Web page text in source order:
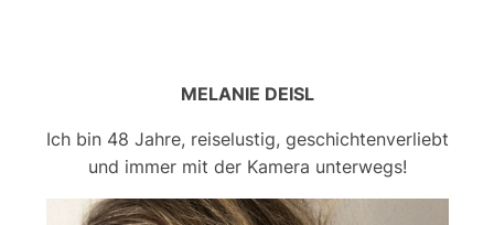
MELANIE DEISL
Ich bin 48 Jahre, reiselustig, geschichtenverliebt
und immer mit der Kamera unterwegs!